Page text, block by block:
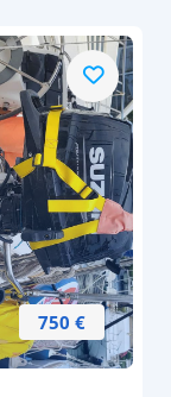
750 €